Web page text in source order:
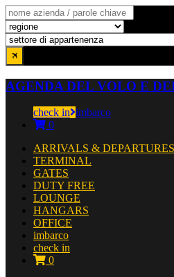
AGENDA DEL VOLO E
check in imbarco
0
ARRIVALS & DEPARTURES
TERMINAL
GATES
DUTY FREE
LOUNGE
HANGARS
OFFICE
imbarco
check in
0